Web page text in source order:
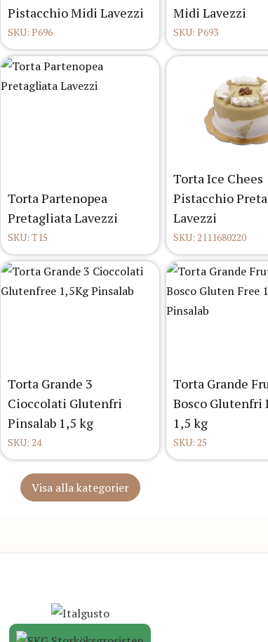
Pistacchio Midi Lavezzi
SKU: P696
Midi Lavezzi
SKU: P693
Torta Partenopea
Pretagliata Lavezzi
SKU: T15
Torta Ice Chees
Pistacchio
Lavezzi
SKU: 2111680220
Torta Grande 3
Cioccolati Glutenfri
Pinsalab 1,5 kg
SKU: 24
Torta Grande
Bosco Glutenfri
1,5 kg
SKU: 25
Visa alla kategorier